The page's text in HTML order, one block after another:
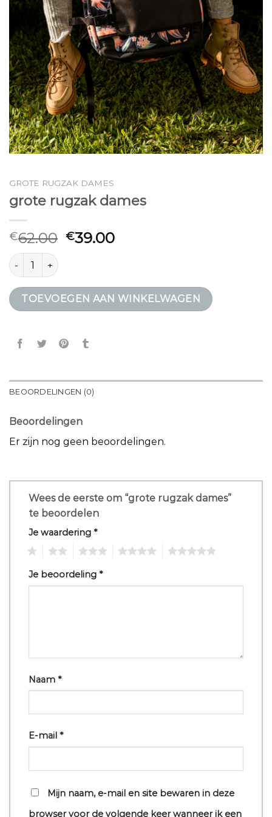
GROTE RUGZAK DAMES
grote rugzak dames
€62.00 €39.00
grote rugzak dames aantal
TOEVOEGEN AAN WINKELWAGEN
BEOORDELINGEN (0)
Beoordelingen
Er zijn nog geen beoordelingen.
Wees de eerste om “grote rugzak dames”
te beoordelen
Je waardering *
Je beoordeling *
Naam *
E-mail *
Mijn naam, e-mail en site bewaren in deze
browser voor de volgende keer wanneer ik een